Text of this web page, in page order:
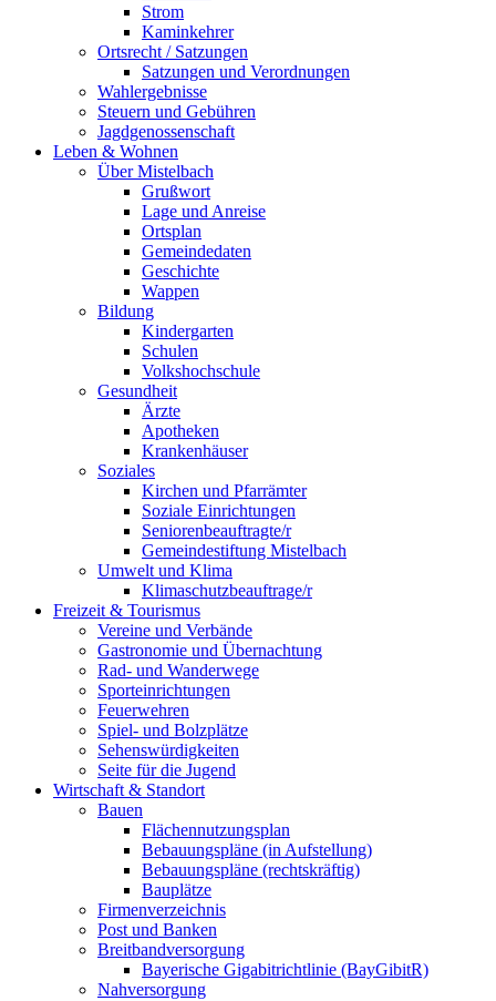
Strom
Kaminkehrer
Ortsrecht / Satzungen
Satzungen und Verordnungen
Wahlergebnisse
Steuern und Gebühren
Jagdgenossenschaft
Leben & Wohnen
Über Mistelbach
Grußwort
Lage und Anreise
Ortsplan
Gemeindedaten
Geschichte
Wappen
Bildung
Kindergarten
Schulen
Volkshochschule
Gesundheit
Ärzte
Apotheken
Krankenhäuser
Soziales
Kirchen und Pfarrämter
Soziale Einrichtungen
Seniorenbeauftragte/r
Gemeindestiftung Mistelbach
Umwelt und Klima
Klimaschutzbeauftrage/r
Freizeit & Tourismus
Vereine und Verbände
Gastronomie und Übernachtung
Rad- und Wanderwege
Sporteinrichtungen
Feuerwehren
Spiel- und Bolzplätze
Sehenswürdigkeiten
Seite für die Jugend
Wirtschaft & Standort
Bauen
Flächennutzungsplan
Bebauungspläne (in Aufstellung)
Bebauungspläne (rechtskräftig)
Bauplätze
Firmenverzeichnis
Post und Banken
Breitbandversorgung
Bayerische Gigabitrichtlinie (BayGibitR)
Nahversorgung